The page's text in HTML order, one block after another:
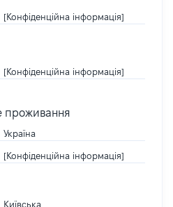
[Конфіденційна інформація]
[Конфіденційна інформація]
проживання
Україна
[Конфіденційна інформація]
Київська